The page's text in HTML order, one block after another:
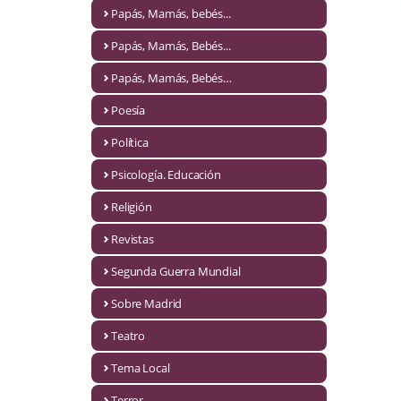
Novela Extranjera
Novela fantástica
Novela romántica
Otros idiomas
Papás, Mamás, bebés...
Papás, Mamás, Bebés...
Papás, Mamás, Bebés…
Papás, Mamás, bebés...
Papás, Mamás, Bebés...
Papás, Mamás, Bebés…
Poesía
Política
Psicología. Educación
Religión
Revistas
Segunda Guerra Mundial
Sobre Madrid
Teatro
Tema Local